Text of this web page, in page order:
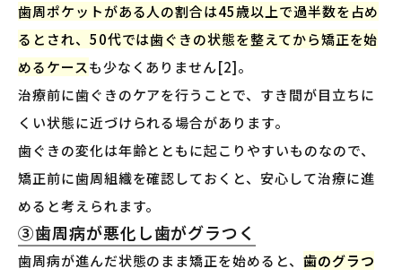
歯周ポケットがある人の割合は45歳以上で過半数を占め
るとされ、50代では歯ぐきの状態を整えてから矯正を始
めるケースも少なくありません[2]。
治療前に歯ぐきのケアを行うことで、すき間が目立ちに
くい状態に近づけられる場合があります。
歯ぐきの変化は年齢とともに起こりやすいものなので、
矯正前に歯周組織を確認しておくと、安心して治療に進
めると考えられます。
③歯周病が悪化し歯がグラつく
歯周病が進んだ状態のまま矯正を始めると、 歯のグラつ